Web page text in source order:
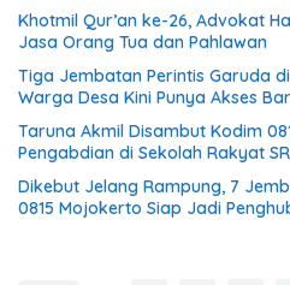
Khotmil Qur’an ke-26, Advokat
Jasa Orang Tua dan Pahlawan
Tiga Jembatan Perintis Garuda
Warga Desa Kini Punya Akses
Taruna Akmil Disambut Kodim
Pengabdian di Sekolah Rakyat
Dikebut Jelang Rampung, 7
0815 Mojokerto Siap Jadi